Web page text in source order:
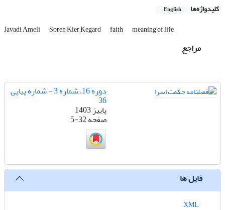
کلیدواژه‌ها English
Javadi Ameli Soren Kier Kegard faith meaning of life
مراجع
دوره 16، شماره 3 - شماره پیاپی
36
پاییز 1403
صفحه5-32
فایل ها